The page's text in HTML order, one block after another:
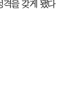
격을 갖게 됐다